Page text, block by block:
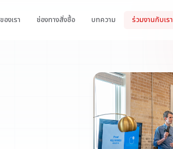
งเรา ช่องทางสั่งซื้อ บทความ ร่วมงานกับเรา